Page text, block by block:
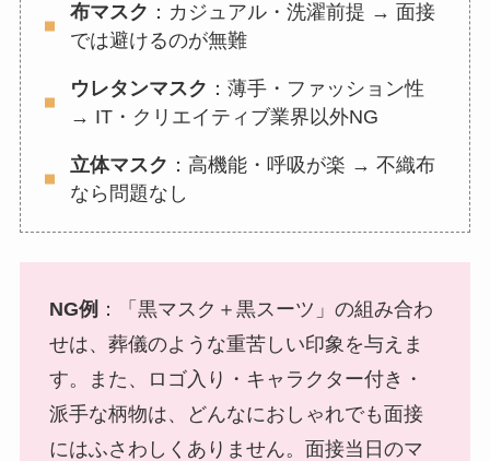
布マスク ：カジュアル・洗濯前提 → 面接
では避けるのが無難
ウレタンマスク ：薄手・ファッション性
→ IT・クリエイティブ業界以外NG
立体マスク ：高機能・呼吸が楽 → 不織布
なら問題なし
NG例 ：「黒マスク＋黒スーツ」の組み合わ
せは、葬儀のような重苦しい印象を与えま
す。また、ロゴ入り・キャラクター付き・
派手な柄物は、どんなにおしゃれでも面接
にはふさわしくありません。面接当日のマ